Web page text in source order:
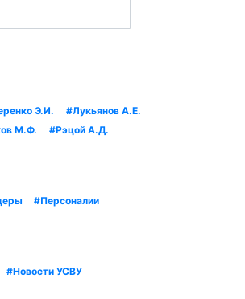
Э.И.
#Лукьянов А.Е.
М.Ф.
#Рэцой А.Д.
#Персоналии
#Новости УСВУ